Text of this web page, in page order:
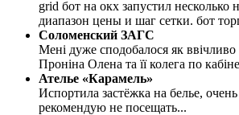
grid бот на окх запустил несколько
диапазон цены и шаг сетки. бот
Соломенский ЗАГС
Мені дуже сподобалося як
Проніна Олена та її колега по
Ателье «Карамель»
Испортила застёжка на белье,
рекомендую не посещать...